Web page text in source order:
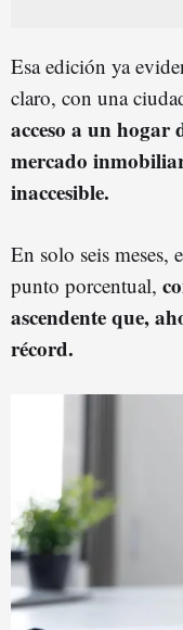
Esa edición ya
claro, con una
acceso a un hogar
mercado
inaccesible.
En solo seis meses,
punto porcentual,
ascendente que,
récord.